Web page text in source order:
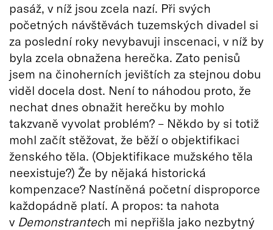
pasáž, v níž jsou zcela nazí. Při svých
početných návštěvách tuzemských divadel si
za poslední roky nevybavuji inscenaci, v níž by
byla zcela obnažena herečka. Zato penisů
jsem na činoherních jevištích za stejnou dobu
viděl docela dost. Není to náhodou proto, že
nechat dnes obnažit herečku by mohlo
takzvaně vyvolat problém? – Někdo by si totiž
mohl začít stěžovat, že běží o objektifikaci
ženského těla. (Objektifikace mužského těla
neexistuje?) Že by nějaká historická
kompenzace? Nastíněná početní disproporce
každopádně platí. A propos: ta nahota
v Demonstrantech mi nepřišla jako nezbytný